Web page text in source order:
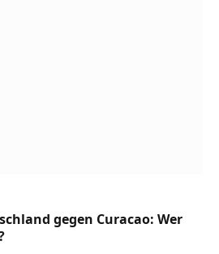
gegen Curacao: Wer